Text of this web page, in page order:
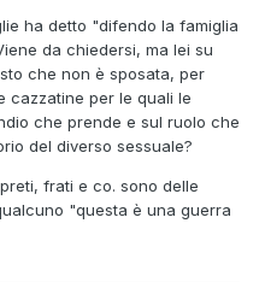
ha detto "difendo la famiglia
da chiedersi, ma lei su
che non è sposata, per
cazzatine per le quali le
che prende e sul ruolo che
del diverso sessuale?
frati e co. sono delle
"questa è una guerra